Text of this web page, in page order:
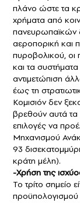
πλάνο ώστε τα
χρήματα από
πανευρωπαϊκών
αεροπορική και
πυροβολικού, οι
και τα
αντιμετώπιση
έως τη
Κομισιόν δεν
βρεθούν αυτά
επιλογές να
Μηχανισμού
93
κράτη μέλη).
-Χρήση της
Το τρίτο σημείο